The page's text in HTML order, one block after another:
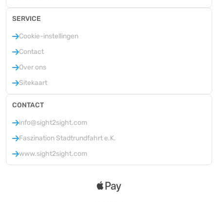
SERVICE
Cookie-instellingen
Contact
Over ons
Sitekaart
CONTACT
info@sight2sight.com
Faszination Stadtrundfahrt e.K.
www.sight2sight.com